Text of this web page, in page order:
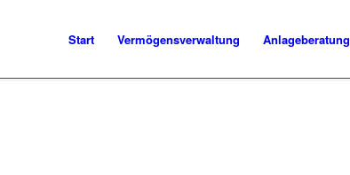
Start Vermögensverwaltung Anlageberatung